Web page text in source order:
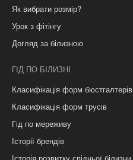
Як вибрати розмір?
Урок з фітінгу
Догляд за білизною
ГІД ПО БІЛИЗНІ
Класифікація форм бюстгалтерів
Класифікація форм трусів
Гід по мереживу
Історії брендів